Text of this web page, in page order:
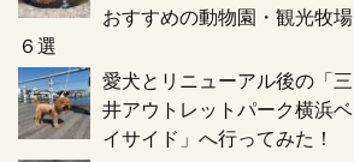
おすすめの動物園・観光牧場
６選
愛犬とリニューアル後の「三
井アウトレットパーク横浜ベ
イサイド」へ行ってみた！